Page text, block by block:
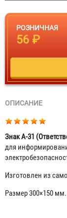
РОЗНИЧНАЯ
56 ₽
ОПИСАНИЕ
Знак A-31
для
Изготовлен из
Размер 300×150 мм.